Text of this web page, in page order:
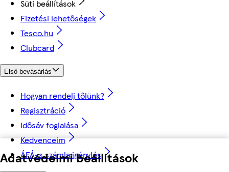
Adatvédelmi beállítások
Süti beállítások
Fizetési lehetőségek
Tesco.hu
Clubcard
Első bevásárlás
Hogyan rendelj tőlünk?
Regisztráció
Idősáv foglalása
Kedvenceim
ÁFÁ-s számla igénylés